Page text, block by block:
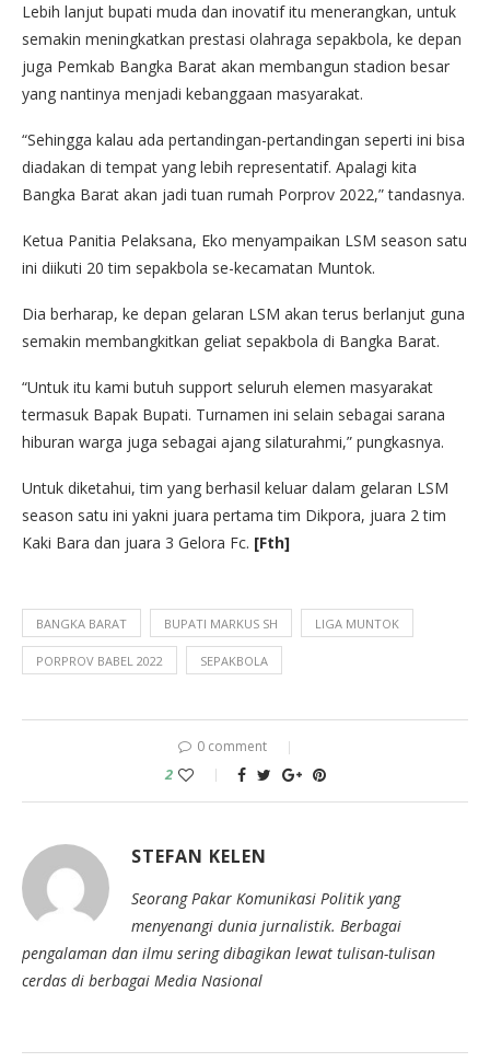
Lebih lanjut bupati muda dan inovatif itu menerangkan, untuk
semakin meningkatkan prestasi olahraga sepakbola, ke depan
juga Pemkab Bangka Barat akan membangun stadion besar
yang nantinya menjadi kebanggaan masyarakat.
“Sehingga kalau ada pertandingan-pertandingan seperti ini bisa
diadakan di tempat yang lebih representatif. Apalagi kita
Bangka Barat akan jadi tuan rumah Porprov 2022,” tandasnya.
Ketua Panitia Pelaksana, Eko menyampaikan LSM season satu
ini diikuti 20 tim sepakbola se-kecamatan Muntok.
Dia berharap, ke depan gelaran LSM akan terus berlanjut guna
semakin membangkitkan geliat sepakbola di Bangka Barat.
“Untuk itu kami butuh support seluruh elemen masyarakat
termasuk Bapak Bupati. Turnamen ini selain sebagai sarana
hiburan warga juga sebagai ajang silaturahmi,” pungkasnya.
Untuk diketahui, tim yang berhasil keluar dalam gelaran LSM
season satu ini yakni juara pertama tim Dikpora, juara 2 tim
Kaki Bara dan juara 3 Gelora Fc. [Fth]
BANGKA BARAT BUPATI MARKUS SH LIGA MUNTOK
PORPROV BABEL 2022 SEPAKBOLA
0 comment
2
STEFAN KELEN
Seorang Pakar Komunikasi Politik yang
menyenangi dunia jurnalistik. Berbagai
pengalaman dan ilmu sering dibagikan lewat tulisan-tulisan
cerdas di berbagai Media Nasional